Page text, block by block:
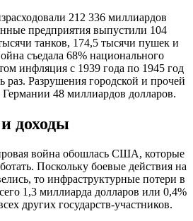
212 336 миллиардов
предприятия выпустили 104
танков, 174,5 тысячи пушек и
съедала 68% национального
инфляция с 1939 года по 1945 год
раз. Разрушения городской и прочей
48 миллиардов долларов.
доходы
война обошлась США, которые
Поскольку боевые действия на
то инфраструктурные потери в
1,3 миллиарда долларов или 0,4%
других государств-участников.